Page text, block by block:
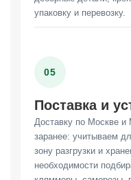
упаковку и перевозку.
05
Поставка и
Доставку по Москве и
заранее: учитываем
зону разгрузки и
необходимости